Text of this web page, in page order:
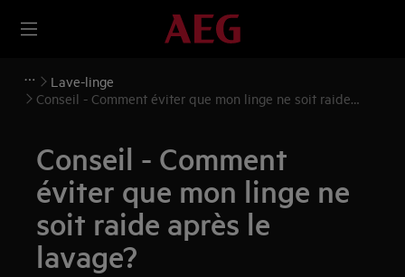
Lave-linge
Conseil - Comment éviter que mon linge ne soit raide
Conseil - Comment
éviter que mon linge ne
soit raide après le
lavage?